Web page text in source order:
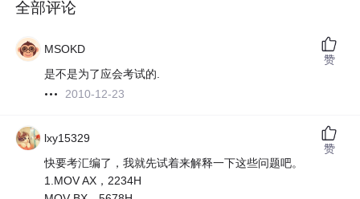
全部评论
MSOKD
是不是为了应会考试的.
2010-12-23
赞
lxy15329
快要考汇编了，我就先试着来解释一下这些问题吧。
1.MOV AX，2234H
赞